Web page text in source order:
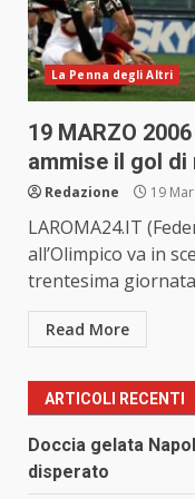
La Penna degli Altri
19 MARZO
ammise il gol di
Redazione 19
LAROMA24.IT
all’Olimpico va in
trentesima
Read More
ARTICOLI RECENTI
Doccia gelata
disperato